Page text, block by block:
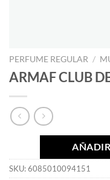
PERFUME REGULAR /
ARMAF CLUB
SKU:6085010094151